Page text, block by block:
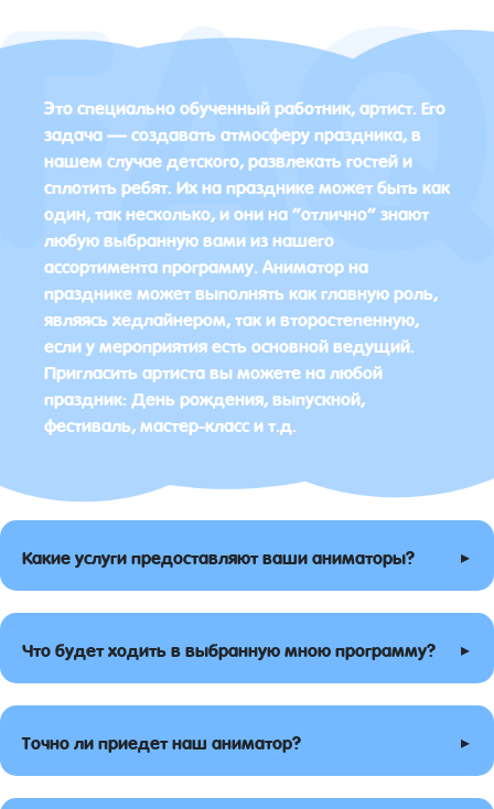
Это специально обученный работник, артист. Его
задача — создавать атмосферу праздника, в
нашем случае детского, развлекать гостей и
сплотить ребят. Их на празднике может быть как
один, так несколько, и они на “отлично” знают
любую выбранную вами из нашего
ассортимента программу. Аниматор на
празднике может выполнять как главную роль,
являясь хедлайнером, так и второстепенную,
если у мероприятия есть основной ведущий.
Пригласить артиста вы можете на любой
праздник: День рождения, выпускной,
фестиваль, мастер-класс и т.д.
Какие услуги предоставляют ваши аниматоры? ▸
Что будет ходить в выбранную мною программу? ▸
Точно ли приедет наш аниматор? ▸